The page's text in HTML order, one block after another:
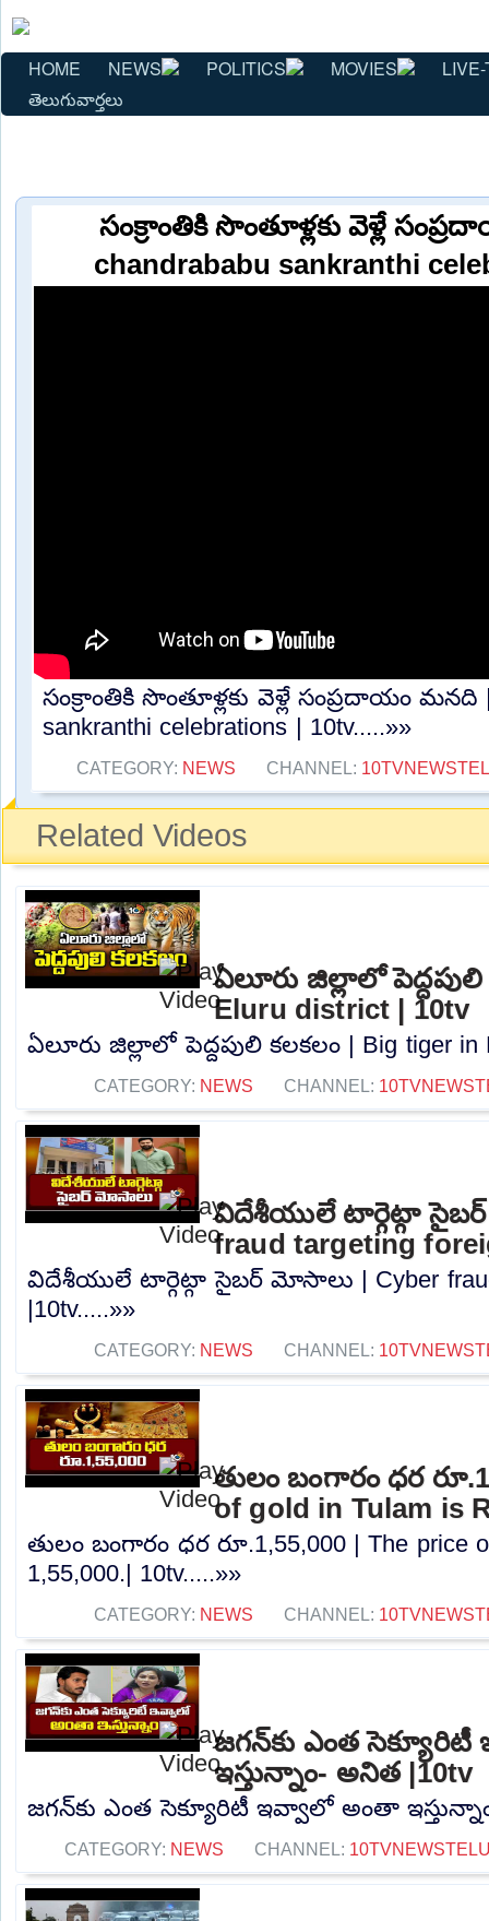
HOME NEWS POLITICS MOVIES
తెలుగువార్తలు
సంక్రాంతికి సొంతూళ్లకు వెళ్లే
chandrababu sankranthi
సంక్రాంతికి సొంతూళ్లకు వెళ్లే సంప్రదాయం మనది
sankranthi celebrations | 10tv.....»»
CATEGORY: NEWS CHANNEL:
Related Videos
ఏలూరు జిల్లాలో
Eluru district | 10tv
ఏలూరు జిల్లాలో పెద్దపులి కలకలం | Big tiger in
CATEGORY: NEWS CHANNEL:
విదేశీయులే టార్గెట్గా
fraud targeting
విదేశీయులే టార్గెట్గా సైబర్ మోసాలు | Cyber ​​fraud
|10tv.....»»
CATEGORY: NEWS CHANNEL:
తులం బంగారం ధర
of gold in Tulam is
తులం బంగారం ధర రూ.1,55,000 | The price
1,55,000.| 10tv.....»»
CATEGORY: NEWS CHANNEL:
జగన్‌కు ఎంత
ఇస్తున్నాం- అనిత |10tv
జగన్‌కు ఎంత సెక్యూరిటీ ఇవ్వాలో అంతా
CATEGORY: NEWS CHANNEL: